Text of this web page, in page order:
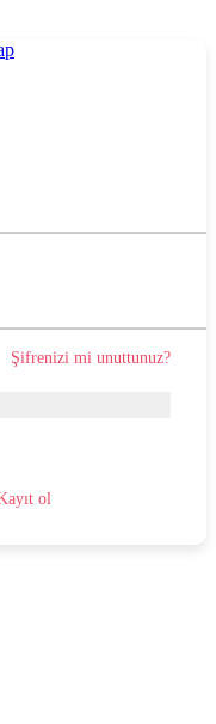
Şifrenizi mi unuttunuz?
ol